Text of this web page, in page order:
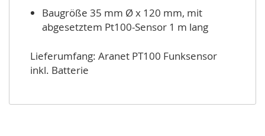
Baugröße 35 mm Ø x 120 mm, mit
abgesetztem Pt100-Sensor 1 m lang
Lieferumfang: Aranet PT100 Funksensor
inkl. Batterie